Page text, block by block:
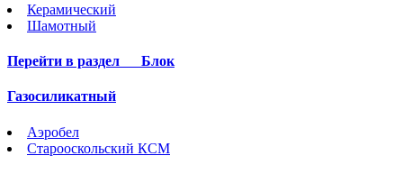
Керамический
Шамотный
Перейти в раздел Блок
Газосиликатный
Аэробел
Старооскольский КСМ